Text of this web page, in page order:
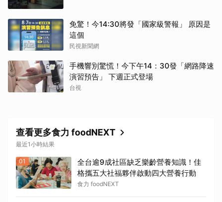
免驚！今14:30將發「國家級警報」 原因是
這個
民視新聞網
手機響別驚慌！今下午14：30發「網路降速
演習預告」 下週正式登場
台視
查看更多食力 foodNEXT
最近1小時結果
01
全台逾9成社區缺乏樂齡營養知識！佳
格攜五大社福夥伴啟動四大營養行動
食力 foodNEXT